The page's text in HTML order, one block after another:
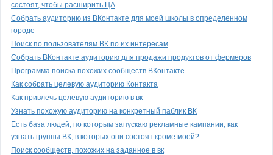
состоят, чтобы расширить ЦА
Собрать аудиторию из ВКонтакте для моей школы в определенном
городе
Поиск по пользователям ВК по их интересам
Собрать ВКонтакте аудиторию для продажи продуктов от фермеров
Программа поиска похожих сообществ ВКонтакте
Как собрать целевую аудиторию Контакта
Как привлечь целевую аудиторию в вк
Узнать похожую аудиторию на конкретный паблик ВК
Есть база людей, по которым запускаю рекламные кампании, как
узнать группы ВК, в которых они состоят кроме моей?
Поиск сообществ, похожих на заданное в вк